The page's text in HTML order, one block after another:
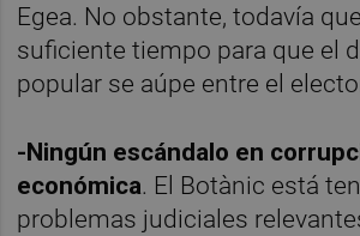
Egea. No obstante, todavía
suficiente tiempo para que el
popular se aúpe entre el
-Ningún escándalo en
económica. El Botànic está
problemas judiciales